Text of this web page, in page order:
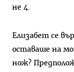
не 4.
Елизабет се
оставаше на
нож?